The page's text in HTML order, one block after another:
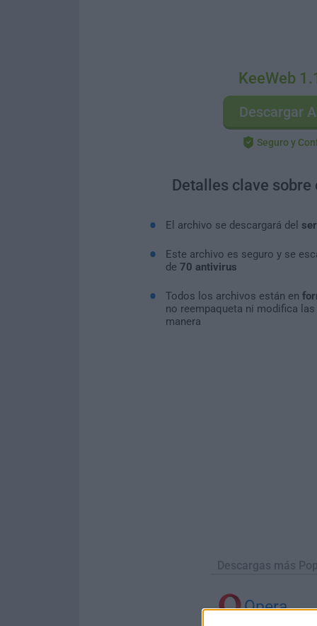
KeeWeb
Descargar
Seguro y
Detalles clave sobre
El archivo se descargará del
Este archivo es seguro y se
de 70 antivirus
Todos los archivos están en
no reempaqueta ni modifica
manera
Descargas más
Opera